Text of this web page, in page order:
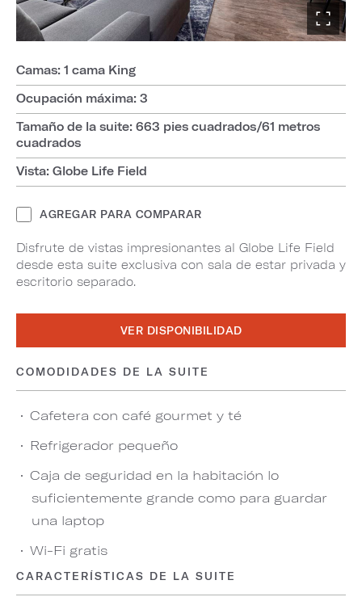
Camas: 1 cama King
Ocupación máxima: 3
Tamaño de la suite: 663 pies cuadrados/61 metros
cuadrados
Vista: Globe Life Field
AGREGAR PARA COMPARAR
Disfrute de vistas impresionantes al Globe Life Field
desde esta suite exclusiva con sala de estar privada y
escritorio separado.
VER DISPONIBILIDAD
COMODIDADES DE LA SUITE
Cafetera con café gourmet y té
Refrigerador pequeño
Caja de seguridad en la habitación lo
suficientemente grande como para guardar
una laptop
Wi-Fi gratis
CARACTERÍSTICAS DE LA SUITE